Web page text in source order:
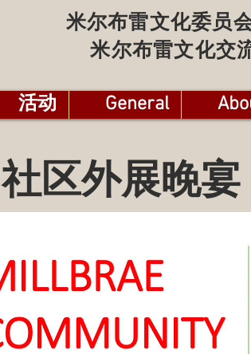
米尔布雷文化委员
米尔布雷文化交
活动 General
社区外展晚